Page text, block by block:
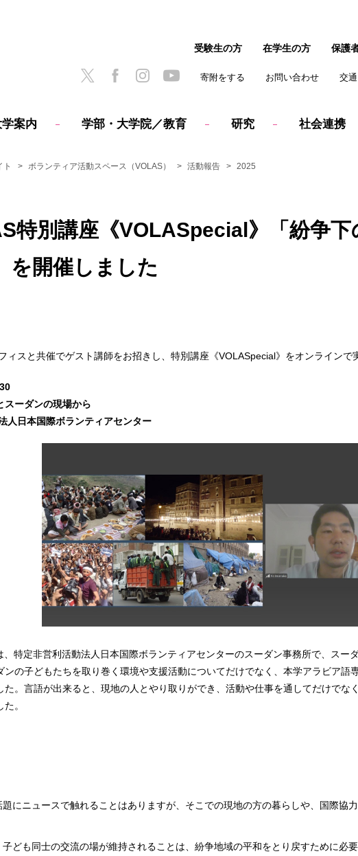
学案内 学部・大学院／教育 研究 社会連携
寄附をする お問い合わせ 交
受験生の方 在学生の方 保護
ト ボランティア活動スペース（VOLAS） 活動報告 2025
特別講座《VOLASpecial》「紛争
を開催しました
スと共催でゲスト講師をお招きし、特別講座《VOLASpecial》をオンラインで
ーダンの現場から
日本国際ボランティアセンター
特定非営利活動法人日本国際ボランティアセンターのスーダン事務所で、スー
の子どもたちを取り巻く環境や支援活動についてだけでなく、本学アラビア
。言語が出来ると、現地の人とやり取りができ、活動や仕事を通してだけで
。
にニュースで触れることはありますが、そこでの現地の方の暮らしや、国際協
ども同士の交流の場が維持されることは、紛争地域の平和をとり戻すために必